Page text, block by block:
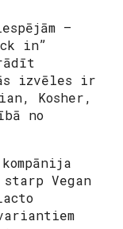
–
in”
izvēles ir
Kosher,
no
Vegan